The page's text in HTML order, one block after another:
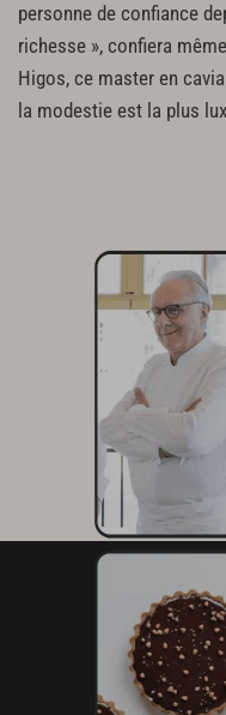
personne de confiance
richesse », confiera
Higos, ce master en
la modestie est la plus